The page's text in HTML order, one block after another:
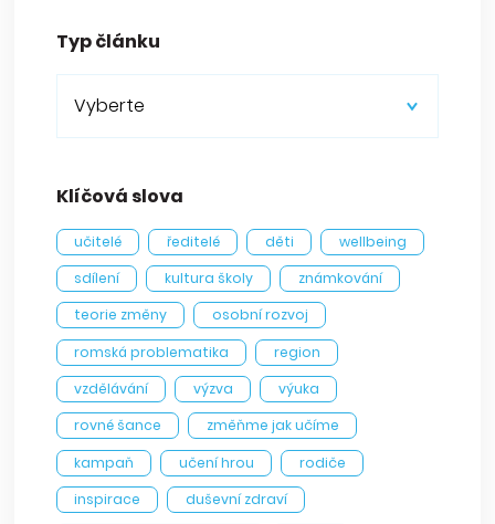
Typ článku
Vyberte
Klíčová slova
učitelé ředitelé děti
wellbeing
sdílení
kultura školy
známkování
teorie změny
osobní rozvoj
romská problematika
region
vzdělávání
výzva
výuka
rovné šance
změňme jak učíme
kampaň
učení hrou
rodiče
inspirace
duševní zdraví